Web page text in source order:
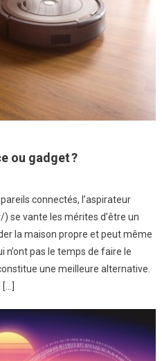
ou gadget ?
connectés, l’aspirateur
se vante les mérites d’être un
la maison propre et peut même
n’ont pas le temps de faire le
une meilleure alternative.